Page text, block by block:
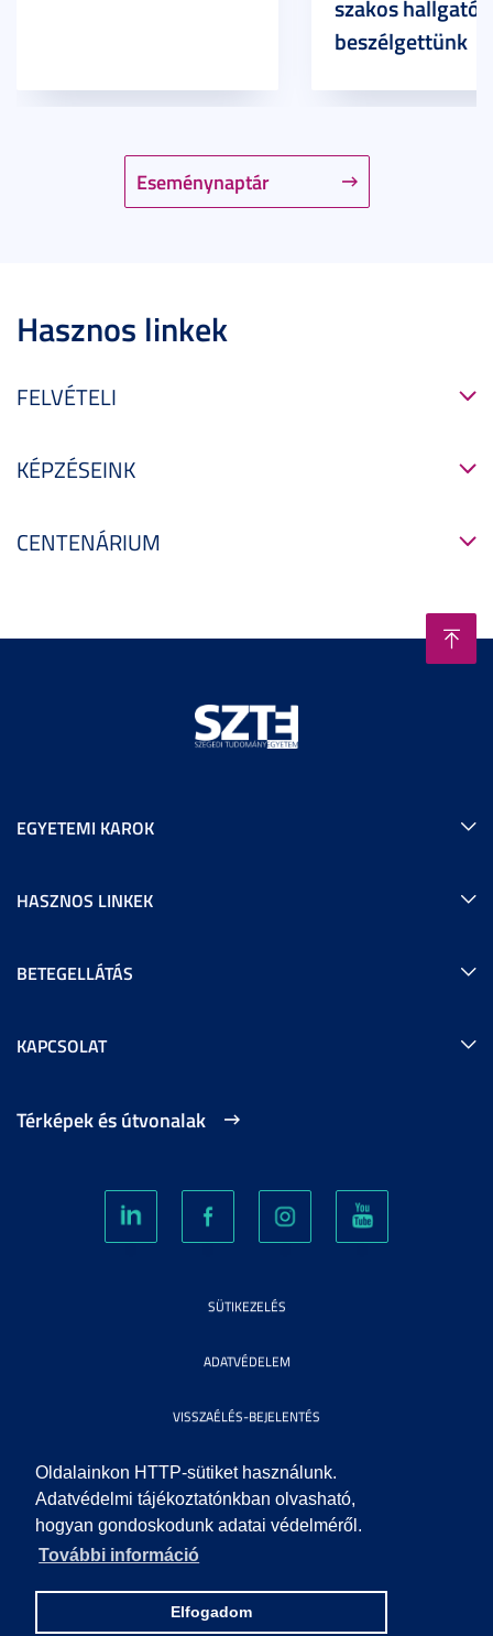
Oldalainkon HTTP-sütiket használunk.
Adatvédelmi tájékoztatónkban olvasható,
hogyan gondoskodunk adatai védelméről.
További információ
Elfogadom
Eseménynaptár
szakos
beszélgettünk
Hasznos linkek
FELVÉTELI
KÉPZÉSEINK
CENTENÁRIUM
EGYETEMI KAROK
HASZNOS LINKEK
BETEGELLÁTÁS
KAPCSOLAT
Térképek és útvonalak
SÜTIKEZELÉS
ADATVÉDELEM
VISSZAÉLÉS-BEJELENTÉS
KÖZÉRDEKŰ ADATOK
IMPRESSZUM